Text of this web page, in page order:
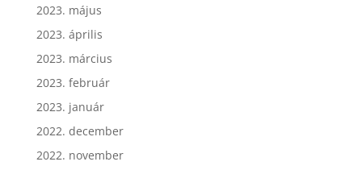
2023. május
2023. április
2023. március
2023. február
2023. január
2022. december
2022. november